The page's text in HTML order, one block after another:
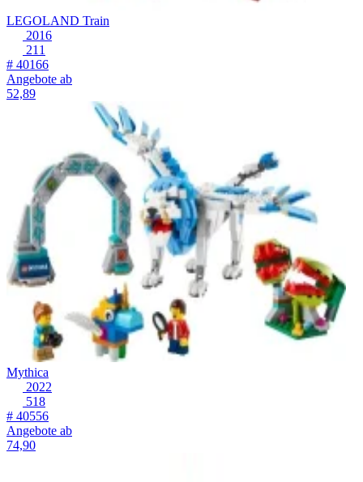
LEGOLAND Train
2016
211
# 40166
Angebote ab
52,89
Mythica
2022
518
# 40556
Angebote ab
74,90